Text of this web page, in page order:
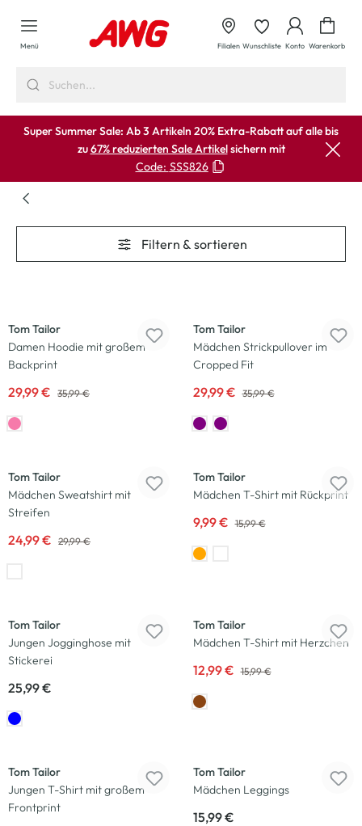
springen
Menü Filialen Wunschliste Konto Warenkorb
Super Summer Sale: Ab 3 Artikeln 20% Extra-Rabatt auf alle bis
zu67% reduzierten Sale Artikelsichern mit
Code: SSS826
Filtern & sortieren
Tom Tailor
Damen Hoodie mit großem
Backprint
29,99 € 35,99 €
Tom Tailor
Mädchen Strickpullover im
Cropped Fit
29,99 € 35,99 €
Tom Tailor
Mädchen Sweatshirt mit
Streifen
24,99 € 29,99 €
Tom Tailor
Mädchen T-Shirt mit Rückprint
9,99 € 15,99 €
Tom Tailor
Jungen Jogginghose mit
Stickerei
25,99 €
Tom Tailor
Mädchen T-Shirt mit Herzchen
12,99 € 15,99 €
Tom Tailor
Jungen T-Shirt mit großem
Frontprint
Tom Tailor
Mädchen Leggings
15,99 €